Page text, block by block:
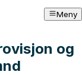
Meny
og